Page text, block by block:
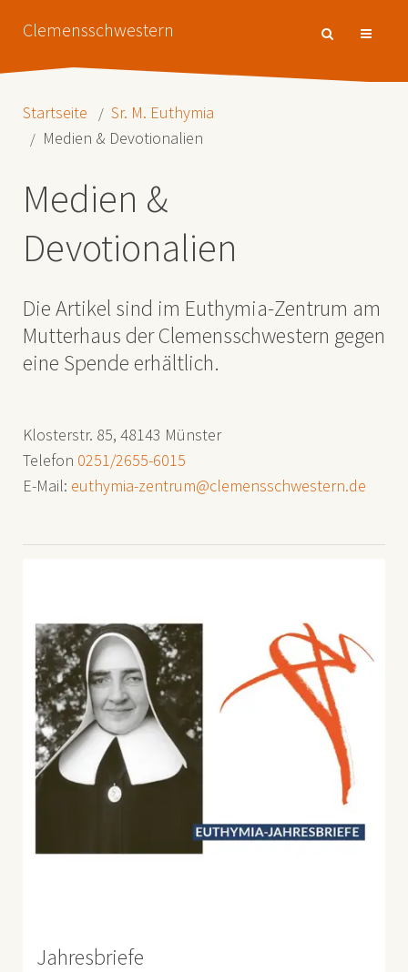
Clemensschwestern
Startseite
Sr. M. Euthymia
Medien & Devotionalien
Medien &
Devotionalien
Die Artikel sind im Euthymia-Zentrum am
Mutterhaus der Clemensschwestern gegen
eine Spende erhältlich.
Klosterstr. 85, 48143 Münster
Telefon 0251/2655-6015
E-Mail: euthymia-zentrum@clemensschwestern.de
Jahresbriefe